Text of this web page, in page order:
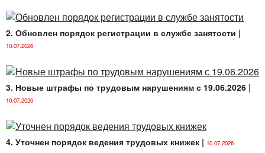
Республики Беларусь от 26.05.2000 № 764 (далее —
Примерный перечень).
2. Обновлен порядок регистрации в службе занятости |
10.07.2026
3. Новые штрафы по трудовым нарушениям с 19.06.2026 |
10.07.2026
4. Уточнен порядок ведения трудовых книжек | 10.07.2026